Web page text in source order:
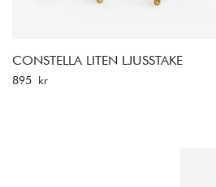
CONSTELLA LITEN LJUSSTAKE
Pris: 895 kr
895 kr